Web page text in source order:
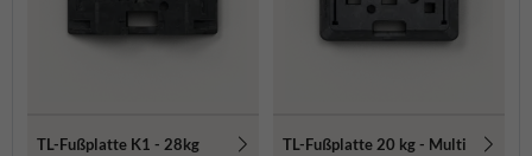
TL-Fußplatte K1 - 28kg TL-Fußplatte 20 kg - Multi